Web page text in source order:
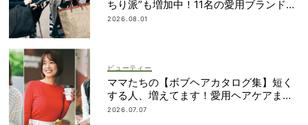
ちり派”も増加中！11名の愛用ブランド
は？
2026.08.01
ビューティー
ママたちの【ボブヘアカタログ集】短く
する人、増えてます！愛用ヘアケアまで
全部見せ
2026.07.07